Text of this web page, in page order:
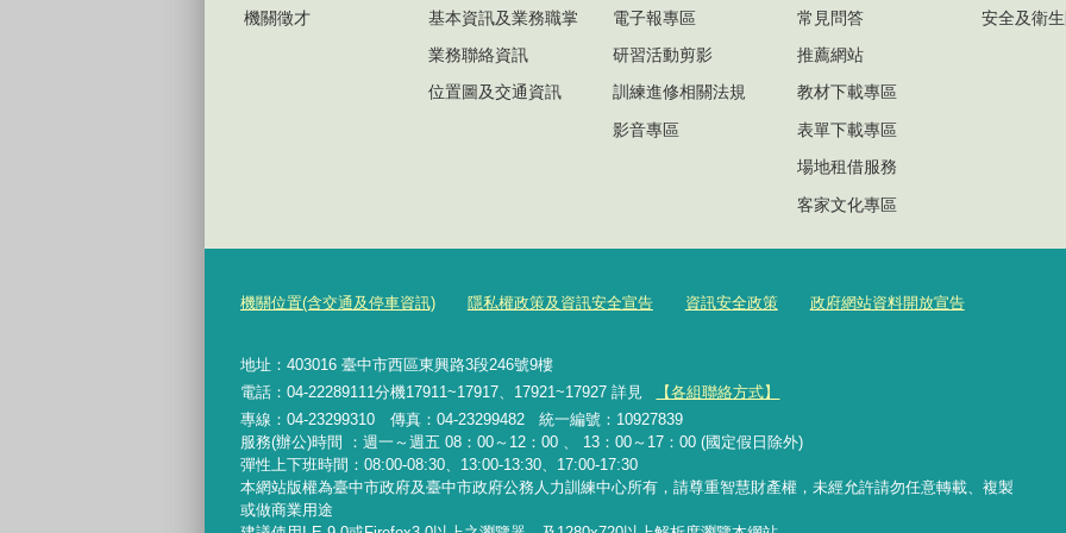
機關徵才
基本資訊及業務職掌
業務聯絡資訊
位置圖及交通資訊
電子報專區
研習活動剪影
訓練進修相關法規
影音專區
常見問答
推薦網站
教材下載專區
表單下載專區
場地租借服務
客家文化專區
安全及衛
機關位置(含交通及停車資訊) 隱私權政策及資訊安全宣告 資訊安全政策 政府網站資料開放宣告
地址：403016 臺中市西區東興路3段246號9樓
電話：04-22289111分機17911~17917、17921~17927 詳見
【各組聯絡方式】
專線：04-23299310 傳真：04-23299482 統一編號：10927839
服務(辦公)時間 ：週一～週五 08：00～12：00 、 13：00～17：00 (國定假日除外)
彈性上下班時間：08:00-08:30、13:00-13:30、17:00-17:30
本網站版權為臺中市政府及臺中市政府公務人力訓練中心所有，請尊重智慧財產權，未經允許請勿任意轉載、複製
或做商業用途